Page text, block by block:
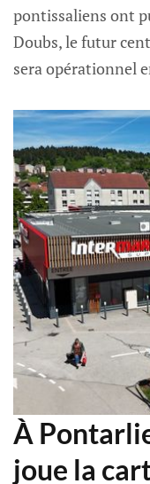
pontissaliens ont
Doubs, le futur
sera opérationnel
À
joue la